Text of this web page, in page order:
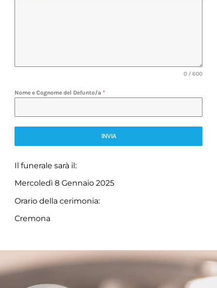
0 / 600
Nome e Cognome del Defunto/a *
INVIA
Il funerale sarà il:
Mercoledì 8 Gennaio 2025
Orario della cerimonia:
Cremona